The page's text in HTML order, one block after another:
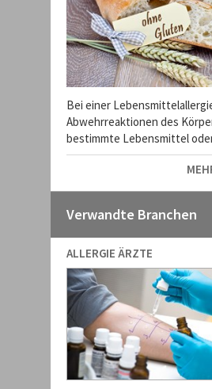
Bei einer
Abwehrreaktionen des
bestimmte Lebensmittel
Verwandte Branchen
ALLERGIE ÄRZTE